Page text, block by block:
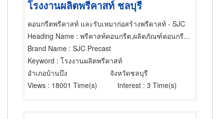
โรงงานผลิตพรีคาสท์ ชลบุรี
คอนกรีตพรีคาสท์ และรับเหมาก่อสร้างพรีคาสท์ - SJC
Heading Name : พรีคาสท์คอนกรีต,ผลิตภัณฑ์คอนกรีต,พื้นสำเร็จรูป (คอนกรีตเสริมเหล็กและอัดแรง)
Brand Name : SJC Precast
Keyword : โรงงานผลิตพรีคาสท์
อำเภอบ้านบึง
จังหวัดชลบุรี
Views : 18001 Time(s) Interest : 3 Time(s)